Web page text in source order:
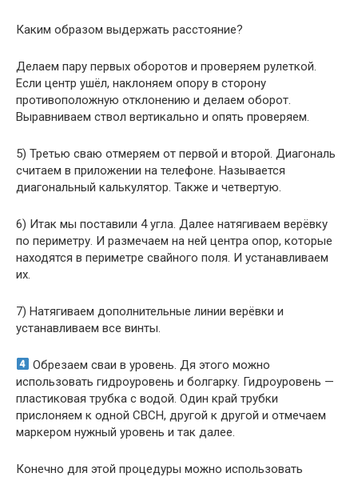
Каким образом выдержать расстояние?
Делаем пару первых оборотов и проверяем рулеткой.
Если центр ушёл, наклоняем опору в сторону
противоположную отклонению и делаем оборот.
Выравниваем ствол вертикально и опять проверяем.
5) Третью сваю отмеряем от первой и второй. Диагональ
считаем в приложении на телефоне. Называется
диагональный калькулятор. Также и четвертую.
6) Итак мы поставили 4 угла. Далее натягиваем верёвку
по периметру. И размечаем на ней центра опор, которые
находятся в периметре свайного поля. И устанавливаем
их.
7) Натягиваем дополнительные линии верёвки и
устанавливаем все винты.
Обрезаем сваи в уровень. Дя этого можно
использовать гидроуровень и болгарку. Гидроуровень —
пластиковая трубка с водой. Один край трубки
прислоняем к одной СВСН, другой к другой и отмечаем
маркером нужный уровень и так далее.
Конечно для этой процедуры можно использовать